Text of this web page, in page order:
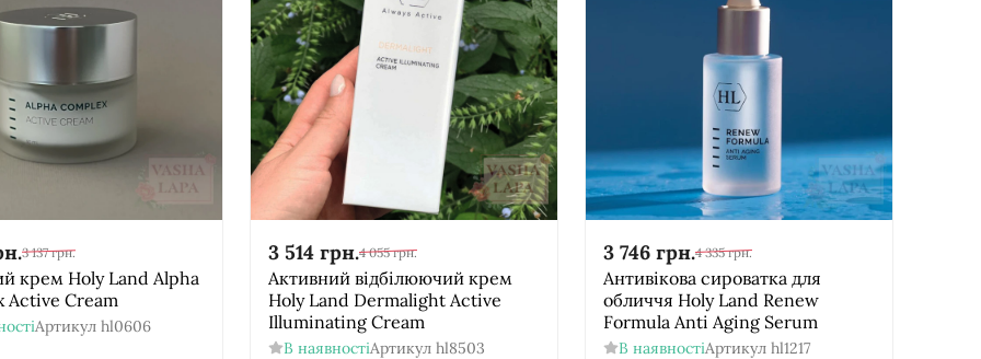
3 137 грн.
крем Holy Land Alpha
Active Cream
Артикул hl0606
3 514 грн.4 055 грн.
Активний відбілюючий крем
Holy Land Dermalight Active
Illuminating Cream
В наявностіАртикул hl8503
3 746 грн.4 335 грн.
Антивікова сироватка для
обличчя Holy Land Renew
Formula Anti Aging Serum
В наявностіАртикул hl1217